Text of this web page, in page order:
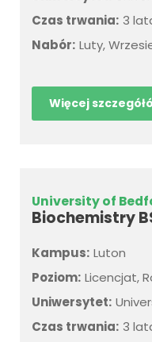
Czas trwania: 3
Nabór: Luty,
Więcej
University of
Biochemistry
Kampus: Luton
Poziom: Licencjat,
Uniwersytet:
Czas trwania: 3